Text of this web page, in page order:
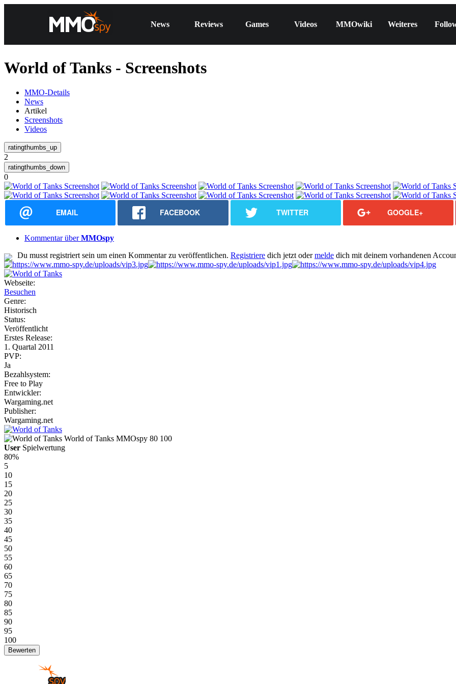
News Reviews Games Videos MMOwiki Weiteres
World of Tanks - Screenshots
MMO-Details
News
Artikel
Screenshots
Videos
2
0
EMAIL FACEBOOK TWITTER GOOGLE+
Kommentar überMMOspy
Du musst registriert sein um einen Kommentar zu veröffentlichen. Registriere dich jetzt odermelde dich mit deinem vorhandenen
Webseite:
Besuchen
Genre:
Historisch
Status:
Veröffentlicht
Erstes Release:
1. Quartal 2011
PVP:
Ja
Bezahlsystem:
Free to Play
Entwickler:
Wargaming.net
Publisher:
Wargaming.net
World of Tanks MMOspy 80 100
User Spielwertung
80%
5
10
15
20
25
30
35
40
45
50
55
60
65
70
75
80
85
90
95
100